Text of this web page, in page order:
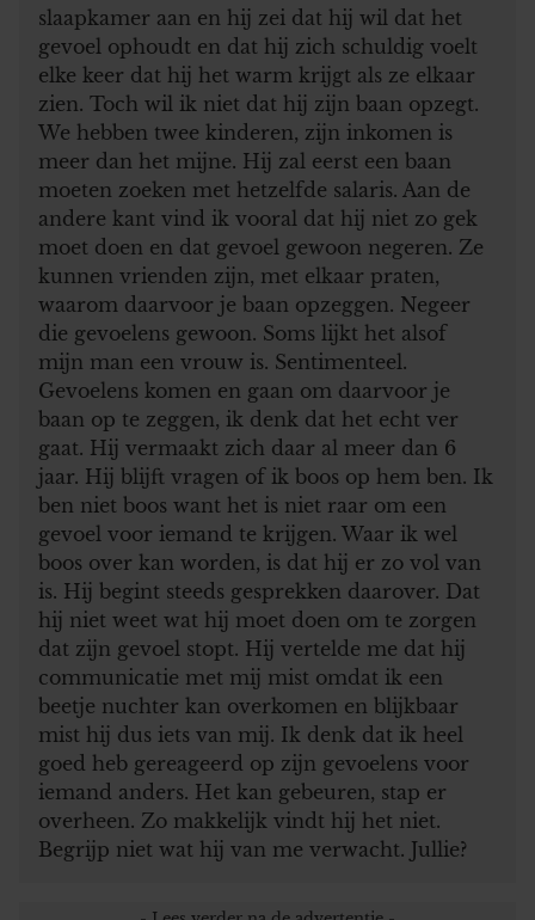
slaapkamer aan en hij zei dat hij wil dat het
gevoel ophoudt en dat hij zich schuldig voelt
elke keer dat hij het warm krijgt als ze elkaar
zien. Toch wil ik niet dat hij zijn baan opzegt.
We hebben twee kinderen, zijn inkomen is
meer dan het mijne. Hij zal eerst een baan
moeten zoeken met hetzelfde salaris. Aan de
andere kant vind ik vooral dat hij niet zo gek
moet doen en dat gevoel gewoon negeren. Ze
kunnen vrienden zijn, met elkaar praten,
waarom daarvoor je baan opzeggen. Negeer
die gevoelens gewoon. Soms lijkt het alsof
mijn man een vrouw is. Sentimenteel.
Gevoelens komen en gaan om daarvoor je
baan op te zeggen, ik denk dat het echt ver
gaat. Hij vermaakt zich daar al meer dan 6
jaar. Hij blijft vragen of ik boos op hem ben. Ik
ben niet boos want het is niet raar om een ​​
gevoel voor iemand te krijgen. Waar ik wel
boos over kan worden, is dat hij er zo vol van
is. Hij begint steeds gesprekken daarover. Dat
hij niet weet wat hij moet doen om te zorgen
dat zijn gevoel stopt. Hij vertelde me dat hij
communicatie met mij mist omdat ik een
beetje nuchter kan overkomen en blijkbaar
mist hij dus iets van mij. Ik denk dat ik heel
goed heb gereageerd op zijn gevoelens voor
iemand anders. Het kan gebeuren, stap er
overheen. Zo makkelijk vindt hij het niet.
Begrijp niet wat hij van me verwacht. Jullie?